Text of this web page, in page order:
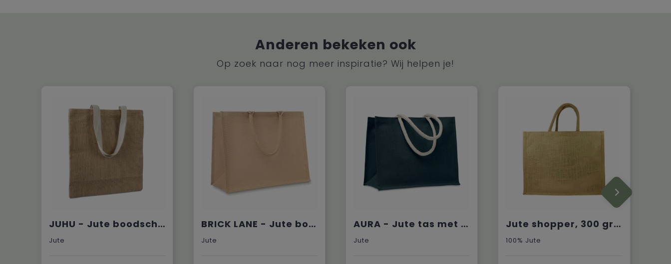
Anderen bekeken ook
Op zoek naar nog meer inspiratie? Wij helpen je!
JUHU - Jute boodschappentas
Jute
BRICK LANE - Jute boodschappentas
Jute
AURA - Jute tas met katoenen hengsels
Jute
Jute shopper, 300 gr/m²
100% Jute